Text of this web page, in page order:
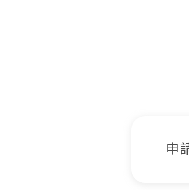
申